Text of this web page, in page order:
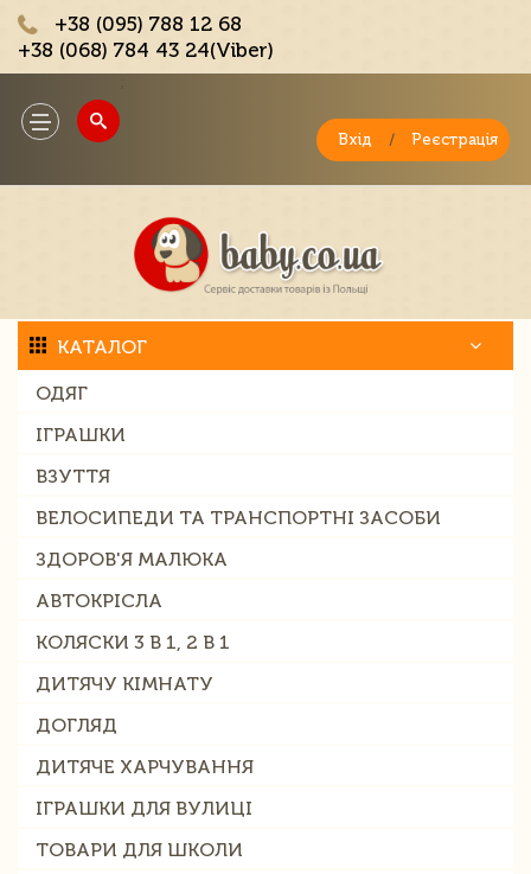
+38 (095) 788 12 68
+38 (068) 784 43 24(Viber)
Toggle
navigation
Вхід / Реєстрація
КАТАЛОГ
ОДЯГ
ІГРАШКИ
ВЗУТТЯ
ВЕЛОСИПЕДИ ТА ТРАНСПОРТНІ ЗАСОБИ
ЗДОРОВ'Я МАЛЮКА
АВТОКРІСЛА
КОЛЯСКИ 3 В 1, 2 В 1
ДИТЯЧУ КІМНАТУ
ДОГЛЯД
ДИТЯЧЕ ХАРЧУВАННЯ
ІГРАШКИ ДЛЯ ВУЛИЦІ
ТОВАРИ ДЛЯ ШКОЛИ